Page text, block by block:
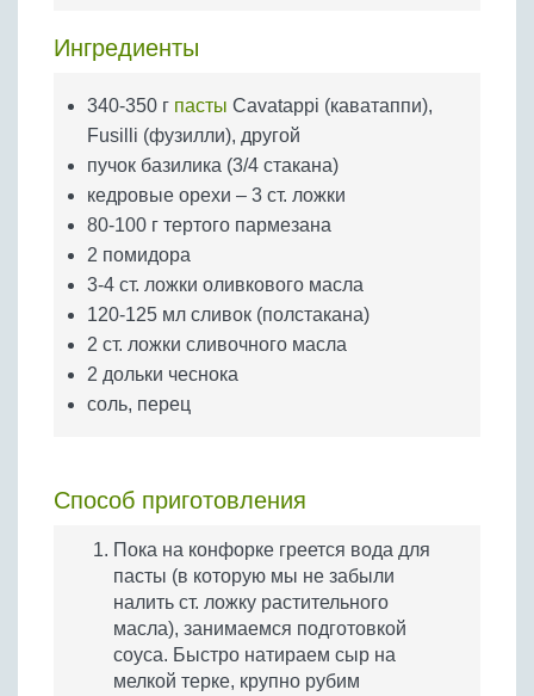
Яйца
Ингредиенты
340-350 г пасты Cavatappi (каватаппи),
Fusilli (фузилли), другой
пучок базилика (3/4 стакана)
кедровые орехи – 3 ст. ложки
80-100 г тертого пармезана
2 помидора
3-4 ст. ложки оливкового масла
120-125 мл сливок (полстакана)
2 ст. ложки сливочного масла
2 дольки чеснока
соль, перец
Способ приготовления
Пока на конфорке греется вода для
пасты (в которую мы не забыли
налить ст. ложку растительного
масла), занимаемся подготовкой
соуса. Быстро натираем сыр на
мелкой терке, крупно рубим